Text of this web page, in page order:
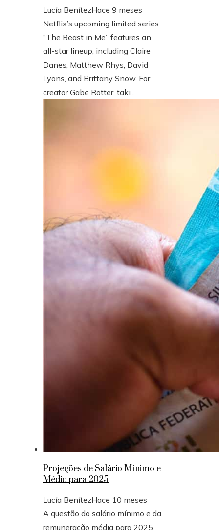
Lucía BenítezHace 9 meses
Netflix’s upcoming limited series
“The Beast in Me” features an
all-star lineup, including Claire
Danes, Matthew Rhys, David
Lyons, and Brittany Snow. For
creator Gabe Rotter, taki...
Projeções de Salário Mínimo e
Médio para 2025
Lucía BenítezHace 10 meses
A questão do salário mínimo e da
remuneração média para 2025